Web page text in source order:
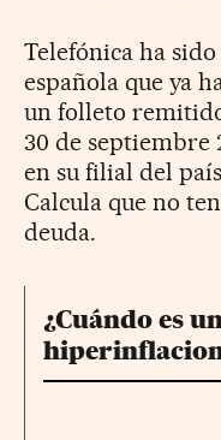
Telefónica ha
española que ya
un folleto
30 de septiembre
en su filial del
Calcula que no
deuda.
¿Cuándo es